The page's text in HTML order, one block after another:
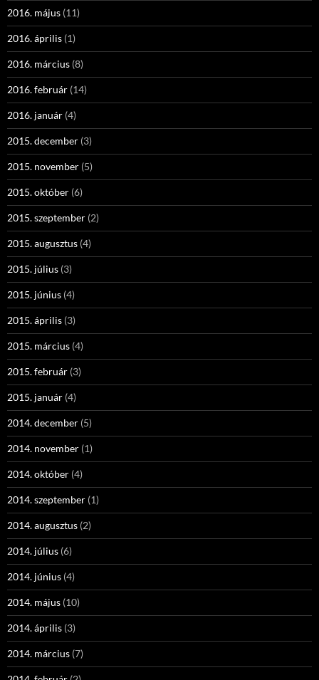
2016. május (11)
2016. április (1)
2016. március (8)
2016. február (14)
2016. január (4)
2015. december (3)
2015. november (5)
2015. október (6)
2015. szeptember (2)
2015. augusztus (4)
2015. július (3)
2015. június (4)
2015. április (3)
2015. március (4)
2015. február (3)
2015. január (4)
2014. december (5)
2014. november (1)
2014. október (4)
2014. szeptember (1)
2014. augusztus (2)
2014. július (6)
2014. június (4)
2014. május (10)
2014. április (3)
2014. március (7)